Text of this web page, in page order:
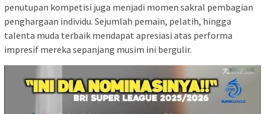
penutupan kompetisi juga menjadi momen sakral pembagian
penghargaan individu. Sejumlah pemain, pelatih, hingga
talenta muda terbaik mendapat apresiasi atas performa
impresif mereka sepanjang musim ini bergulir.